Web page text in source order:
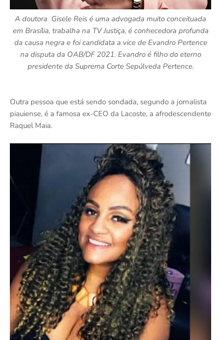
A doutora Gisele Reis é uma advogada muito conceituada
em Brasília, trabalha na TV Justiça, é conhecedora profunda
da causa negra e foi candidata a vice de Evandro Pertence
na disputa da OAB/DF 2021. Evandro é filho do eterno
presidente da Suprema Corte Sepúlveda Pertence.
Outra pessoa que está sendo sondada, segundo a jornalista
piauiense, é a famosa ex-CEO da Lacoste, a afrodescendente
Raquel Maia.